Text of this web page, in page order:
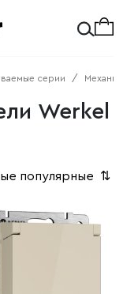
серии
Werkel
популярные ⇅